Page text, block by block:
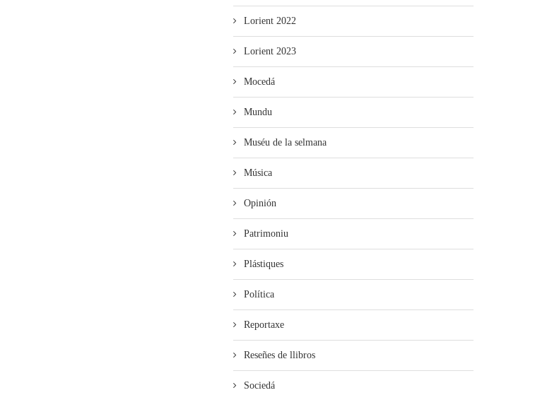
Lorient 2022
Lorient 2023
Mocedá
Mundu
Muséu de la selmana
Música
Opinión
Patrimoniu
Plástiques
Política
Reportaxe
Reseñes de llibros
Sociedá